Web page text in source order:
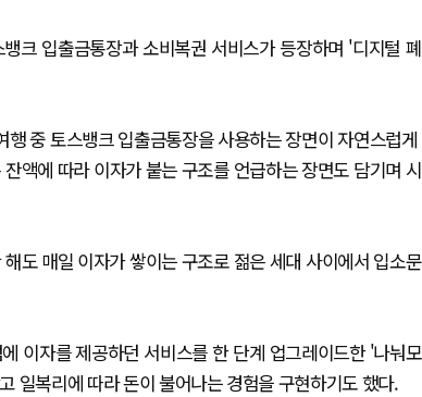
크 입출금통장과 소비복권 서비스가 등장하며 '디지털
중 토스뱅크 입출금통장을 사용하는 장면이 자연스럽게
액에 따라 이자가 붙는 구조를 언급하는 장면도 담기며
도 매일 이자가 쌓이는 구조로 젊은 세대 사이에서 입소
이자를 제공하던 서비스를 한 단계 업그레이드한 '나눠
일복리에 따라 돈이 불어나는 경험을 구현하기도 했다.